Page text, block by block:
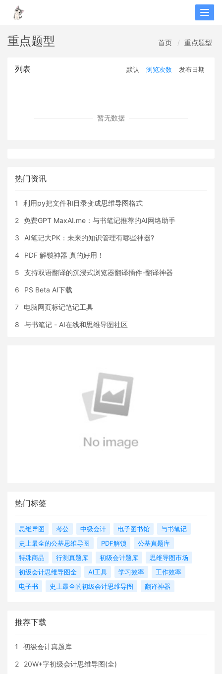
重点题型 首页 重点题型
列表 默认 浏览次数 发布日期
暂无数据
热门资讯
1 利用py把文件和目录变成思维导图格式
2 免费GPT MaxAI.me：与书笔记推荐的AI网络助手
3 AI笔记大PK：未来的知识管理有哪些神器?
4 PDF 解锁神器 真的好用！
5 支持双语翻译的沉浸式浏览器翻译插件-翻译神器
6 PS Beta AI下载
7 电脑网页标记笔记工具
8 与书笔记 - AI在线和思维导图社区
热门标签
思维导图 考公 中级会计 电子图书馆
与书笔记
史上最全的公基思维导图
PDF解锁
公基真题库
特殊商品
行测真题库 初级会计题库
思维导图市场
初级会计思维导图全
AI工具 学习效率
工作效率
电子书
史上最全的初级会计思维导图 翻译神器
推荐下载
1 初级会计真题库
2 20W+字初级会计思维导图(全)